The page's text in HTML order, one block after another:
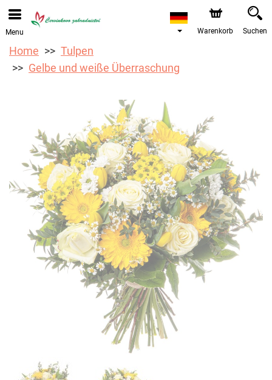
Bestellungen über unseren Onlineshop nehmen wir gerne
entgegen. Der frühestmögliche Liefertermin ist ab dem
12.08.2026 aufgrund von Betriebsurlaub.
Menu Warenkorb Suchen
Home
Tulpen
Gelbe und weiße Überraschung